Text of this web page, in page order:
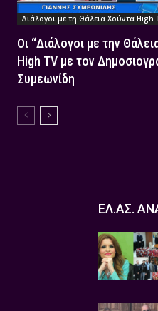
Διάλογοι με τη Θάλεια Χούντα High
Οι “Διάλογοι με την
High TV με τον
Συμεωνίδη
ΕΛ.ΑΣ.